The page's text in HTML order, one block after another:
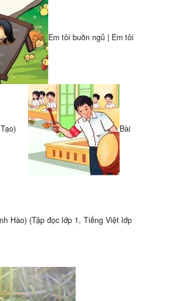
Em tôi buồn ngủ | Em tôi
Bài
Hào) (Tập đọc lớp 1, Tiếng Việt lớp